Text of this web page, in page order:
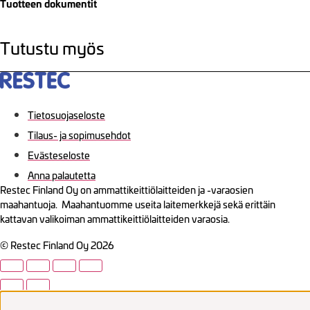
Tuotteen dokumentit
Tutustu myös
Tietosuojaseloste
Tilaus- ja sopimusehdot
Evästeseloste
Anna palautetta
Restec Finland Oy on ammattikeittiölaitteiden ja -varaosien
maahantuoja. Maahantuomme useita laitemerkkejä sekä erittäin
kattavan valikoiman ammattikeittiölaitteiden varaosia.
© Restec Finland Oy 2026